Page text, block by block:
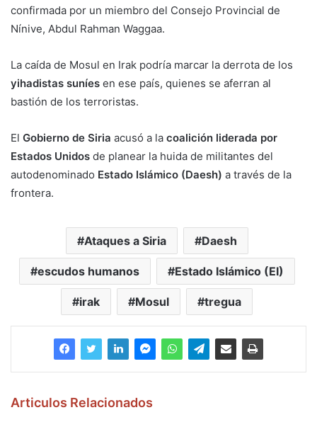
confirmada por un miembro del Consejo Provincial de
Nínive, Abdul Rahman Waggaa.
La caída de Mosul en Irak podría marcar la derrota de los
yihadistas suníes en ese país, quienes se aferran al
bastión de los terroristas.
El Gobierno de Siria acusó a la coalición liderada por
Estados Unidos de planear la huida de militantes del
autodenominado Estado Islámico (Daesh) a través de la
frontera.
Ataques a Siria Daesh
escudos humanos Estado Islámico (EI)
irak Mosul tregua
Articulos Relacionados